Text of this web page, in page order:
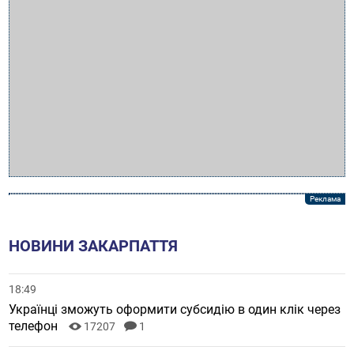
НОВИНИ ЗАКАРПАТТЯ
18:49
Українці зможуть оформити субсидію в один клік через
телефон
17207 1